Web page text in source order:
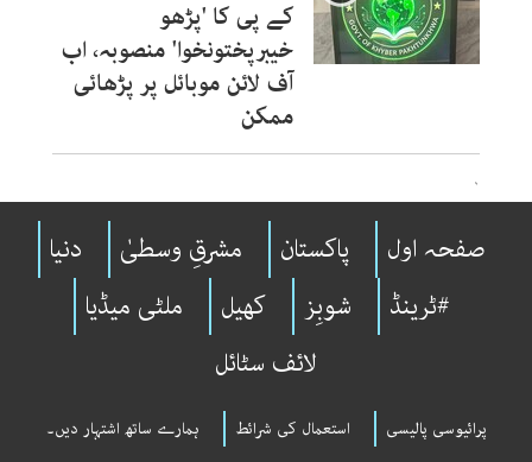
کے پی کا 'پڑھو
خیبرپختونخوا' منصوبہ، اب
آف لائن موبائل پر پڑھائی
ممکن
`
صفحہ اول پاکستان مشرقِ وسطیٰ
دنیا
#ٹرینڈ
شوبِز کھیل
ملٹی میڈیا
لائف سٹائل
پرائیوسی پالیسی استعمال کی شرائط ہمارے ساتھ اشتہار دیں۔